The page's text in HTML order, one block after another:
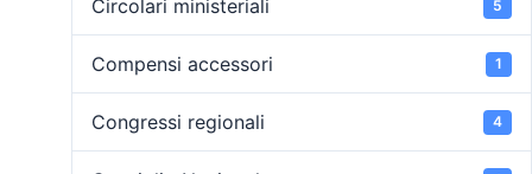
Circolari ministeriali 5
Compensi accessori 1
Congressi regionali 4